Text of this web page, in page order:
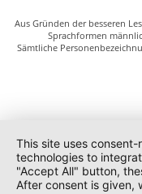
Aus Gründen der besseren
Sprachformen
Sämtliche
This site uses
technologies to
"Accept All" button,
After consent is given,